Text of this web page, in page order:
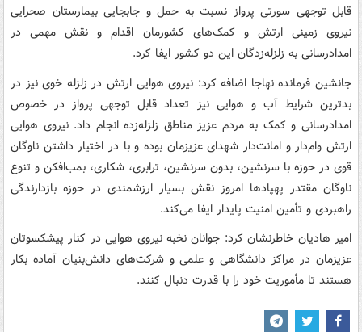
قابل توجهی سورتی پرواز نسبت به حمل و جابجایی بیمارستان صحرایی
نیروی زمینی ارتش و کمک‌های کشورمان اقدام و نقش مهمی در
امدادرسانی به زلزله‌زدگان این دو کشور ایفا کرد.
جانشین فرمانده نهاجا اضافه کرد: نیروی هوایی ارتش در زلزله خوی نیز در
بدترین شرایط آب و هوایی نیز تعداد قابل توجهی پرواز در خصوص
امدادرسانی و کمک به مردم عزیز مناطق زلزله‌زده انجام داد. نیروی هوایی
ارتش وام‌دار و امانت‌دار شهدای عزیزمان بوده و با در اختیار داشتن ناوگان
قوی در حوزه با سرنشین، بدون سرنشین، ترابری، شکاری، بمب‌افکن و تنوع
ناوگان مقتدر پهپادها امروز نقش بسیار ارزشمندی در حوزه بازدارندگی
راهبردی و تأمین امنیت پایدار ایفا می‌کند.
امیر هادیان خاطرنشان کرد: جوانان نخبه نیروی هوایی در کنار پیشکسوتان
عزیزمان در مراکز دانشگاهی و علمی و شرکت‌های دانش‌بنیان آماده بکار
هستند تا مأموریت خود را با قدرت دنبال کنند.